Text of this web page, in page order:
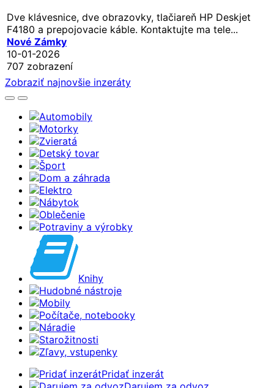
Dve klávesnice, dve obrazovky, tlačiareň HP Deskjet
F4180 a prepojovacie káble. Kontaktujte ma tele...
Nové Zámky
10-01-2026
707 zobrazení
Zobraziť najnovšie inzeráty
Automobily
Motorky
Zvieratá
Detský tovar
Šport
Dom a záhrada
Elektro
Nábytok
Oblečenie
Potraviny a výrobky
Knihy
Hudobné nástroje
Mobily
Počítače, notebooky
Náradie
Starožitnosti
Zľavy, vstupenky
Pridať inzerát